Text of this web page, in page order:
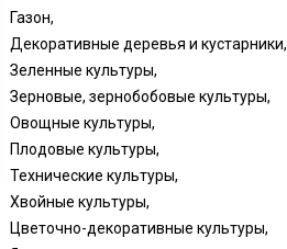
Газон,
Декоративные деревья и кустарники,
Зеленные культуры,
Зерновые, зернобобовые культуры,
Овощные культуры,
Плодовые культуры,
Технические культуры,
Хвойные культуры,
Цветочно-декоративные культуры,